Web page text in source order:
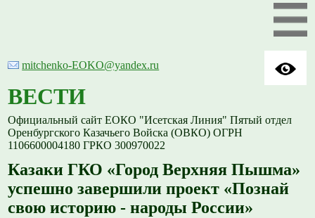
mitchenko-EOKO@yandex.ru
ВЕСТИ
Официальный сайт ЕОКО "Исетская Линия" Пятый отдел
Оренбургского Казачьего Войска (ОВКО) ОГРН
1106600004180 ГРКО 300970022
Казаки ГКО «Город Верхняя Пышма»
успешно завершили проект «Познай
свою историю - народы России»